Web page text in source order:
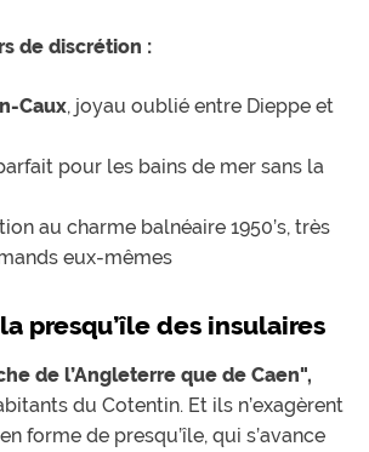
de discrétion :
Caux, joyau oublié entre Dieppe et
pour les bains de mer sans la
au charme balnéaire 1950’s, très
eux-mêmes
presqu’île des insulaires
de l’Angleterre que de Caen",
du Cotentin. Et ils n’exagèrent
forme de presqu’île, qui s’avance